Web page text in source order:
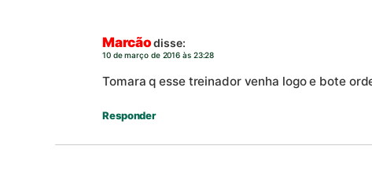
Marcãodisse:
10 de março de 2016 às 23:28
Tomara q esse treinador venha logo e bote
Responder